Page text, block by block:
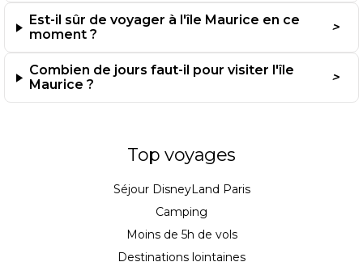
Les pluies tropicales sont plus fréquentes mais restent
courtes. La végétation est luxuriante. Le jardin botanique
de Pamplemousses affiche ses plus belles floraisons en
décembre.
Les plages du nord pour la vie nocturne
plage de La Cuvette s’étend sur 300 mètres avec
la pointe aux Canonniers.
Est-il sûr de voyager à l'île Maurice en ce
moment ?
Combien de jours faut-il pour visiter l'île
Maurice ?
Top voyages
Séjour DisneyLand Paris
Camping
Moins de 5h de vols
Destinations lointaines